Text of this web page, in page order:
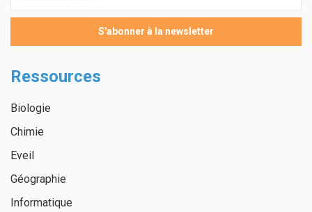
Ressources
Biologie
Chimie
Eveil
Géographie
Informatique